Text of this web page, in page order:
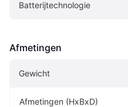
Batterijtechnologie
Afmetingen
Gewicht
Afmetingen (HxBxD)